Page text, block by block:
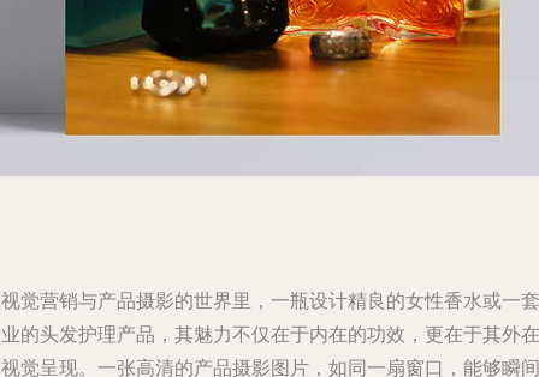
觉营销与产品摄影的世界里，一瓶设计精良的女性香水或一套
的头发护理产品 ，其魅力不仅在于内在的功效，更在于其外在
觉呈现。一张高清的产品摄影图片，如同一扇窗口，能够瞬间